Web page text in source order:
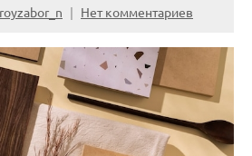
Нет комментариев